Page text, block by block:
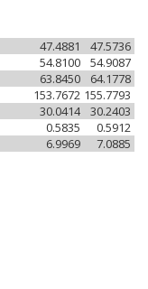
47.5736
47.4881
54.9087
54.8100
64.1778
63.8450
155.7793
153.7672
30.2403
30.0414
0.5912
0.5835
7.0885
6.9969